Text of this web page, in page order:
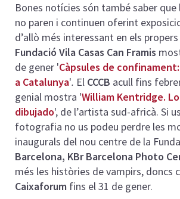
Bones notícies són també saber
no paren i continuen oferint
d’allò més interessant en els
Fundació Vila Casas Can Framis
de gener 'Càpsules de
a Catalunya'. El CCCB acull fins
genial mostra 'William Kentridge.
dibujado', de l’artista sud-africà. Si
fotografia no us podeu perdre les
inaugurals del nou centre de la
Barcelona, KBr Barcelona Photo
més les històries de vampirs, doncs
Caixaforum fins el 31 de gener.